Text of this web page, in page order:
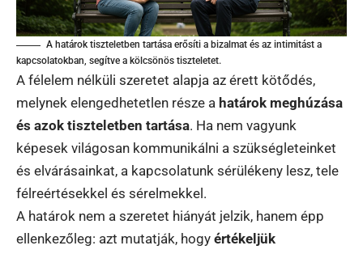
A határok tiszteletben tartása erősíti a bizalmat és az intimitást a
kapcsolatokban, segítve a kölcsönös tiszteletet.
A félelem nélküli szeretet alapja az érett kötődés,
melynek elengedhetetlen része a határok meghúzása
és azok tiszteletben tartása. Ha nem vagyunk
képesek világosan kommunikálni a szükségleteinket
és elvárásainkat, a kapcsolatunk sérülékeny lesz, tele
félreértésekkel és sérelmekkel.
A határok nem a szeretet hiányát jelzik, hanem épp
ellenkezőleg: azt mutatják, hogy értékeljük